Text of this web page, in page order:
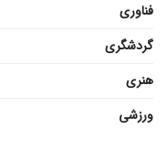
فناوری
گردشگری
هنری
ورزشی